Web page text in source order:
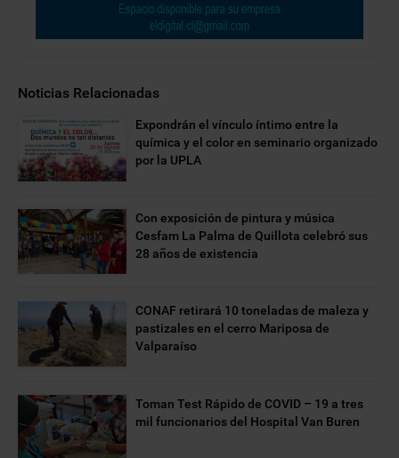
Noticias Relacionadas
Expondrán el vínculo íntimo entre la
química y el color en seminario organizado
por la UPLA
Con exposición de pintura y música
Cesfam La Palma de Quillota celebró sus
28 años de existencia
CONAF retirará 10 toneladas de maleza y
pastizales en el cerro Mariposa de
Valparaíso
Toman Test Rápido de COVID – 19 a tres
mil funcionarios del Hospital Van Buren